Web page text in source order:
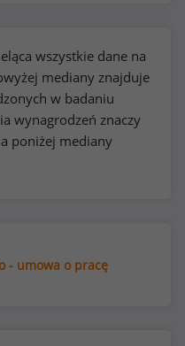
wszystkie dane na
mediany znajduje
w badaniu
wynagrodzeń znaczy
poniżej mediany
- umowa o pracę